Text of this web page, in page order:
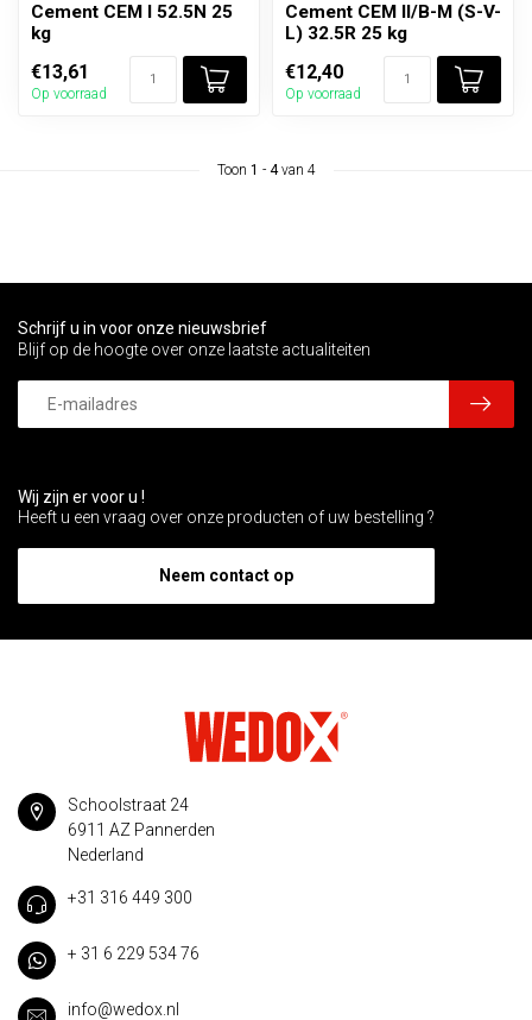
Cement CEM I 52.5N 25
kg
€13,61
Op voorraad
Cement CEM II/B-M (S-V-
L) 32.5R 25 kg
€12,40
Op voorraad
Toon 1 - 4van 4
Wij zijn er voor u !
Heeft u een vraag over onze producten of uw bestelling ?
Neem contact op
Schrijf u in voor onze nieuwsbrief
Blijf op de hoogte over onze laatste actualiteiten
Schoolstraat 24
6911 AZ Pannerden
Nederland
+31 316 449 300
+ 31 6 229 534 76
info@wedox.nl